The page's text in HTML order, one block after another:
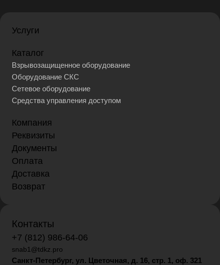
Услуги
Каталог
Взрывозащищенное оборудование
Оборудование СКС
Сетевое оборудование
Средства управления доступом
Компания
Реквизиты
Документы
Оплата
Доставка
Возврат
Контакты
+7 (812) 986-64-06
snab1@tdkz.pro
Санкт-Петербург, ул. Цветочная, д. 16, стр. 1, оф. 321